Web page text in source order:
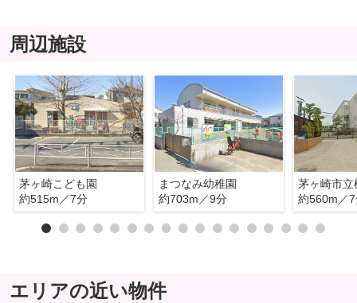
周辺施設
茅ヶ崎こども園
約515m／7分
まつなみ幼稚園
約703m／9分
茅ヶ崎市立
約560m／
エリアの近い物件